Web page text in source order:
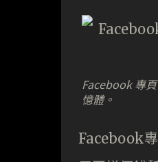
Facebook 專
憶體。
Facebook